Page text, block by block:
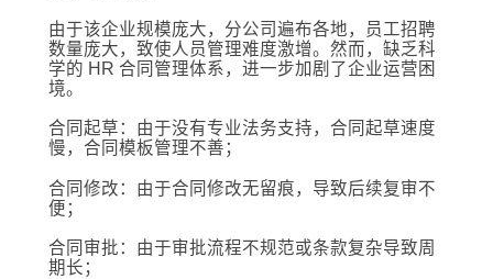
由于该企业规模庞大，分公司遍布各地，员工招聘
数量庞大，致使人员管理难度激增。然而，缺乏科
学的 HR 合同管理体系，进一步加剧了企业运营困
境。
合同起草：由于没有专业法务支持，合同起草速度
慢，合同模板管理不善；
合同修改：由于合同修改无留痕，导致后续复审不
便；
合同审批：由于审批流程不规范或条款复杂导致周
期长；